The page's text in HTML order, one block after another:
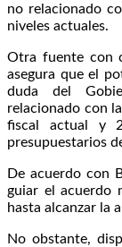
no relacionado
niveles actuales.
Otra fuente con
asegura que el
duda del
relacionado con
fiscal actual y
presupuestarios
De acuerdo con
guiar el acuerdo
hasta alcanzar la
No obstante,